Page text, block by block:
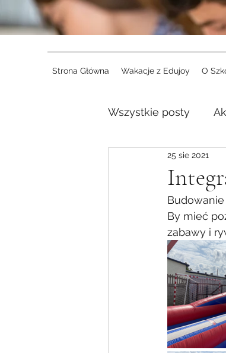
Strona Główna Wakacje z Edujoy O
Wszystkie posty
25 sie 2021
By mieć
zabawy i